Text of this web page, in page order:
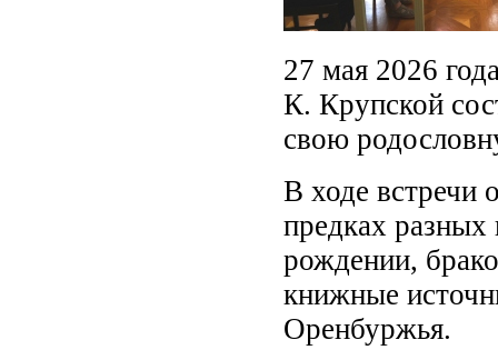
27 мая 2026
К. Крупской
свою
В ходе встречи
предках разных
рождении,
книжные
Оренбуржья.